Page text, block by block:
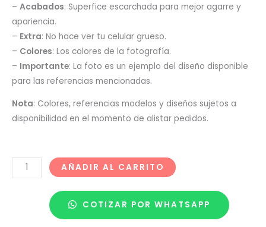
– Acabados: Superfice escarchada para mejor agarre y
apariencia.
– Extra: No hace ver tu celular grueso.
– Colores: Los colores de la fotografía.
– Importante: La foto es un ejemplo del diseño disponible
para las referencias mencionadas.
Nota: Colores, referencias modelos y diseños sujetos a
disponibilidad en el momento de alistar pedidos.
AÑADIR AL CARRITO
COTIZAR POR WHATSAPP